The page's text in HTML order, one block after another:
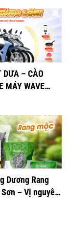
DƯA – CÀO
MÁY WAVE
Dương Rang
– Vị nguyên